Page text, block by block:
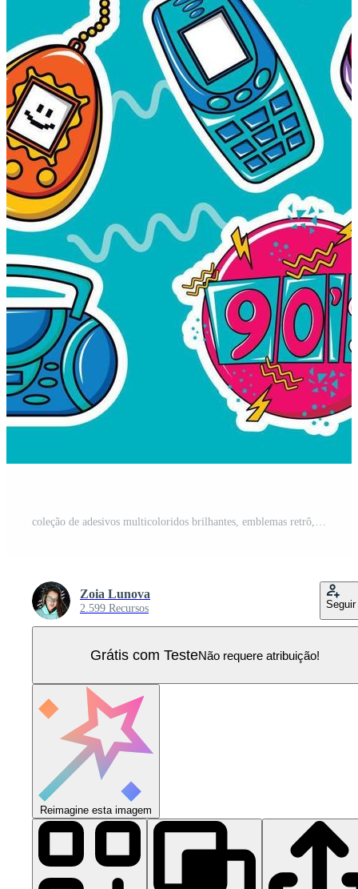
coleção de adesivos multicoloridos brilhantes, emblemas retrô, patches para designs no estilo dos anos 90. conjunto de itens da época dos anos 90 e 80. Vetor Pro
Zoia Lunova
2.599 Recursos Seguir
Grátis com TesteNão requere atribuição!
Reimagine esta imagem